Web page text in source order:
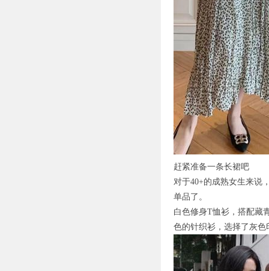
赶紧准备一条长裙吧
对于40+的成熟女生来说
单品了。
白色修身T恤衫，搭配藏
色的针织衫，选择了灰